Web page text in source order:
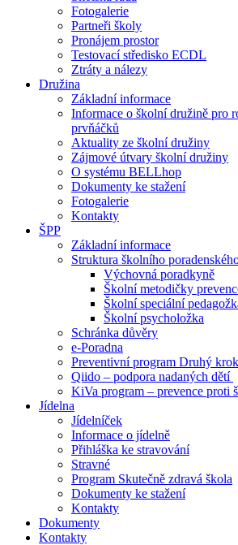
Fotogalerie
Partneři školy
Pronájem prostor
Testovací středisko ECDL
Ztráty a nálezy
Družina
Základní informace
Informace o školní družině pro
prvňáčků
Aktuality ze školní družiny
Zájmové útvary školní družiny
O systému BELLhop
Dokumenty ke stažení
Fotogalerie
Kontakty
ŠPP
Základní informace
Struktura školního
Výchovná poradkyně
Školní metodičky
Školní speciální
Školní psycholožka
Schránka důvěry
e-Poradna
Preventivní program Druhý krok
Qiido – podpora nadaných dětí
KiVa program – prevence proti
Jídelna
Jídelníček
Informace o jídelně
Přihláška ke stravování
Stravné
Program Skutečně zdravá škola
Dokumenty ke stažení
Kontakty
Dokumenty
Kontakty